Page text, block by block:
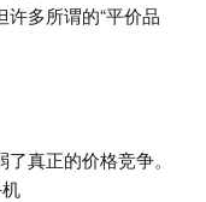
多所谓的“平价品
真正的价格竞争。